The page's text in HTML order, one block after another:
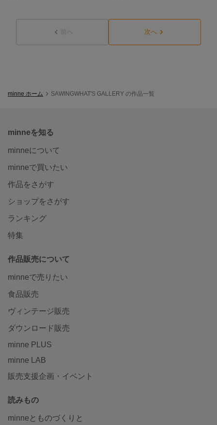
前へ 次へ
minne ホーム SAWINGWHAT'S GALLERY の作品一覧
minneを知る
minneについて
minneで買いたい
作品をさがす
ショップをさがす
ランキング
特集
作品販売について
minneで売りたい
食品販売
ヴィンテージ販売
ダウンロード販売
minne PLUS
minne LAB
販売支援企画・イベント
読みもの
minneとものづくりと